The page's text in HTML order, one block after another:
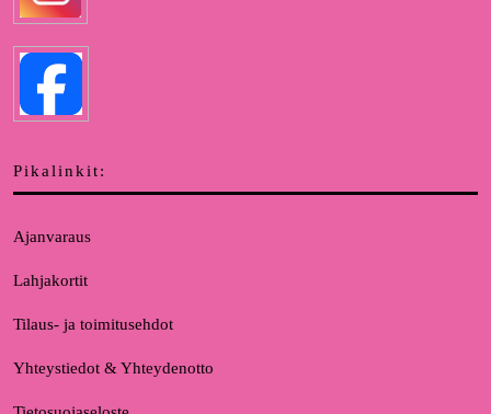
Pikalinkit:
Ajanvaraus
Lahjakortit
Tilaus- ja toimitusehdot
Yhteystiedot & Yhteydenotto